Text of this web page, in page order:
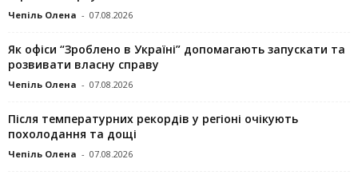
Чепіль Олена - 07.08.2026
Як офіси “Зроблено в Україні” допомагають запускaти та
розвивати власну справу
Чепіль Олена - 07.08.2026
Після температурних рекордів у регіоні очікують
похолодання та дощі
Чепіль Олена - 07.08.2026